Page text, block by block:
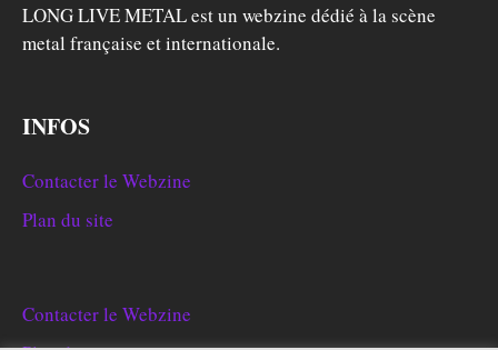
LONG LIVE METAL est un webzine dédié à la scène
metal française et internationale.
INFOS
Contacter le Webzine
Plan du site
Contacter le Webzine